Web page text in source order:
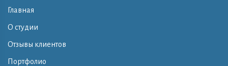
Главная
О студии
Отзывы клиентов
Портфолио